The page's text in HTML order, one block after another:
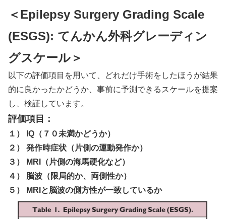
＜Epilepsy Surgery Grading Scale
(ESGS): てんかん外科グレーディン
グスケール＞
以下の評価項目を用いて、どれだけ手術をしたほうが結果
的に良かったかどうか、事前に予測できるスケールを提案
し、検証しています。
評価項目：
１） IQ（７０未満かどうか）
２） 発作時症状（片側の運動発作か）
３） MRI（片側の海馬硬化など）
４） 脳波（限局的か、両側性か）
５） MRIと脳波の側方性が一致しているか